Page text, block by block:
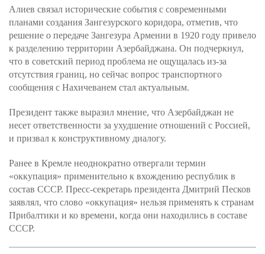
Алиев связал исторические события с современными
планами создания Зангезурского коридора, отметив, что
решение о передаче Зангезура Армении в 1920 году привело
к разделению территории Азербайджана. Он подчеркнул,
что в советский период проблема не ощущалась из-за
отсутствия границ, но сейчас вопрос транспортного
сообщения с Нахичеванем стал актуальным.
Президент также выразил мнение, что Азербайджан не
несет ответственности за ухудшение отношений с Россией,
и призвал к конструктивному диалогу.
Ранее в Кремле неоднократно отвергали термин
«оккупация» применительно к вхождению республик в
состав СССР. Пресс-секретарь президента Дмитрий Песков
заявлял, что слово «оккупация» нельзя применять к странам
Прибалтики и ко времени, когда они находились в составе
СССР.